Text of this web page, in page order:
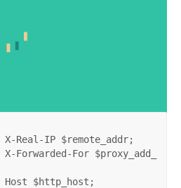
X-Real-IP $remote_addr;
X-Forwarded-For $proxy_add_
Host $http_host ;